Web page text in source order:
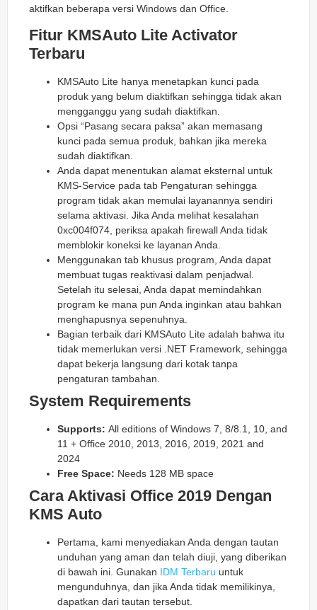
aktifkan beberapa versi Windows dan Office.
Fitur KMSAuto Lite Activator
Terbaru
KMSAuto Lite hanya menetapkan kunci pada
produk yang belum diaktifkan sehingga tidak akan
mengganggu yang sudah diaktifkan.
Opsi “Pasang secara paksa” akan memasang
kunci pada semua produk, bahkan jika mereka
sudah diaktifkan.
Anda dapat menentukan alamat eksternal untuk
KMS-Service pada tab Pengaturan sehingga
program tidak akan memulai layanannya sendiri
selama aktivasi. Jika Anda melihat kesalahan
0xc004f074, periksa apakah firewall Anda tidak
memblokir koneksi ke layanan Anda.
Menggunakan tab khusus program, Anda dapat
membuat tugas reaktivasi dalam penjadwal.
Setelah itu selesai, Anda dapat memindahkan
program ke mana pun Anda inginkan atau bahkan
menghapusnya sepenuhnya.
Bagian terbaik dari KMSAuto Lite adalah bahwa itu
tidak memerlukan versi .NET Framework, sehingga
dapat bekerja langsung dari kotak tanpa
pengaturan tambahan.
System Requirements
Supports: All editions of Windows 7, 8/8.1, 10, and
11 + Office 2010, 2013, 2016, 2019, 2021 and
2024
Free Space: Needs 128 MB space
Cara Aktivasi Office 2019 Dengan
KMS Auto
Pertama, kami menyediakan Anda dengan tautan
unduhan yang aman dan telah diuji, yang diberikan
di bawah ini. Gunakan IDM Terbaru untuk
mengunduhnya, dan jika Anda tidak memilikinya,
dapatkan dari tautan tersebut.